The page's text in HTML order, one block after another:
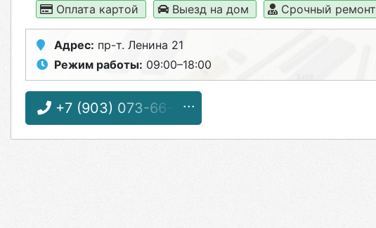
Оплата картой
Выезд на дом Срочный ремонт
Адрес: пр-т. Ленина 21
Режим работы: 09:00–18:00
+7 (903) 073-66-65